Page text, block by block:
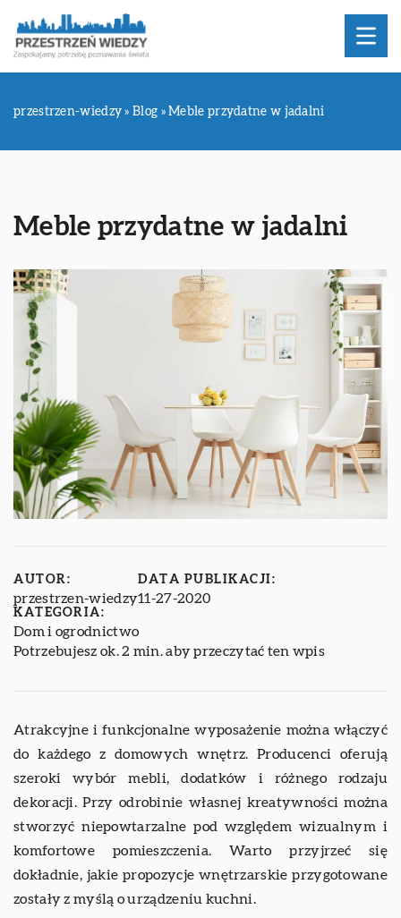
przestrzen-wiedzy »Blog »Meble przydatne w jadalni
Meble przydatne w jadalni
AUTOR:
przestrzen-wiedzy
DATA PUBLIKACJI:
11-27-2020
KATEGORIA:
Dom i ogrodnictwo
Potrzebujesz ok. 2 min. aby przeczytać ten wpis
Atrakcyjne i funkcjonalne wyposażenie można włączyć
do każdego z domowych wnętrz. Producenci oferują
szeroki wybór mebli, dodatków i różnego rodzaju
dekoracji. Przy odrobinie własnej kreatywności można
stworzyć niepowtarzalne pod względem wizualnym i
komfortowe pomieszczenia. Warto przyjrzeć się
dokładnie, jakie propozycje wnętrzarskie przygotowane
zostały z myślą o urządzeniu kuchni.